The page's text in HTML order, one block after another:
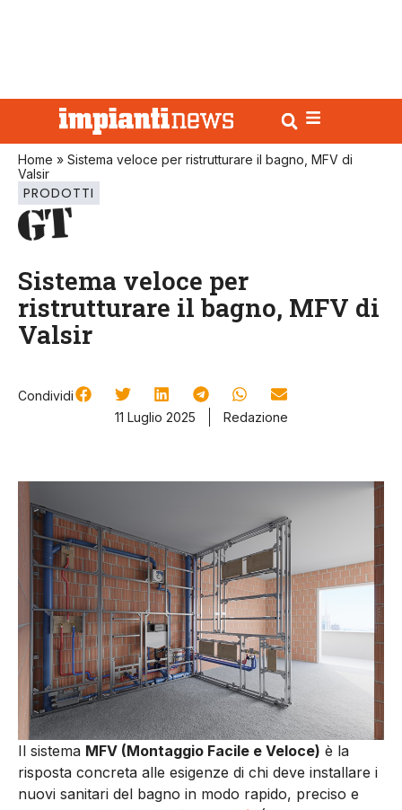
Home » Sistema veloce per ristrutturare il bagno, MFV di
Valsir
PRODOTTI
Sistema veloce per
ristrutturare il bagno, MFV di
Valsir
Condividi
11 Luglio 2025
Redazione
Il sistema MFV (Montaggio Facile e Veloce) è la
risposta concreta alle esigenze di chi deve installare i
nuovi sanitari del bagno in modo rapido, preciso e